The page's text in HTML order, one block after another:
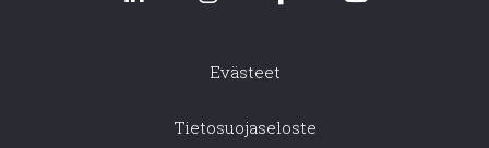
Evästeet
Tietosuojaseloste